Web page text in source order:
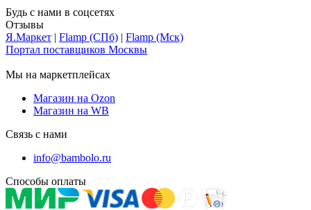
Будь с нами в соцсетях
Отзывы
Я.Маркет | Flamp (СПб) | Flamp (Мск)
Портал поставщиков Москвы
Мы на маркетплейсах
Магазин на Ozon
Магазин на WB
Связь с нами
info@bambolo.ru
Способы оплаты